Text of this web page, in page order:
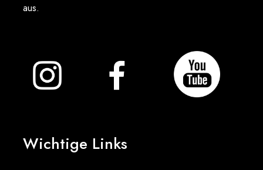
aus.
Wichtige Links